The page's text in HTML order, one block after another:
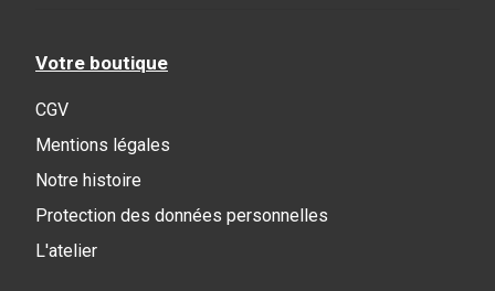
Votre boutique
CGV
Mentions légales
Notre histoire
Protection des données personnelles
L'atelier